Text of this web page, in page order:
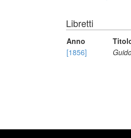
Libretti
Anno
[1856]